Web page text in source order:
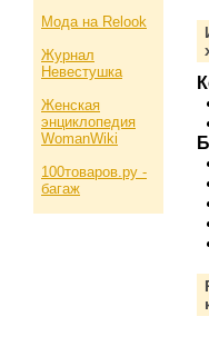
Мода на Relook
Журнал
Невестушка
Женская
энциклопедия
WomanWiki
100товаров.ру -
багаж